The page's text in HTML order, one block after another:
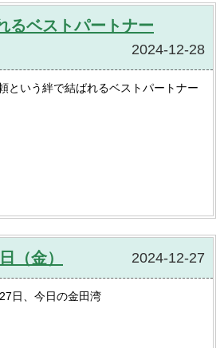
ベストパートナー
2024-12-28
いう絆で結ばれるベストパートナー
（金） 2024-12-27
日、今日の金田湾